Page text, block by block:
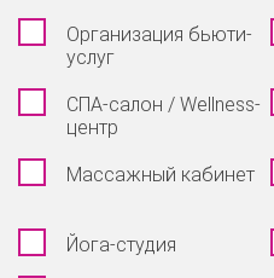
Организация бьюти-
услуг
СПА-салон / Wellness-
центр
Массажный кабинет
Йога-студия